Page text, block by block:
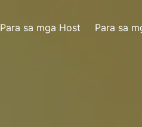
Para sa mga Host Para sa